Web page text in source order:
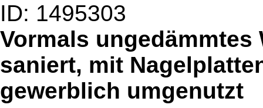
ID: 1495303
Vormals
saniert, mit
gewerblich umgenutzt